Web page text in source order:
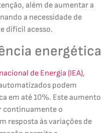
além de aumentar a
a necessidade de
difícil acesso.
energética
de Energia (IEA),
podem
em até 10%. Este aumento
continuamente o
resposta às variações de